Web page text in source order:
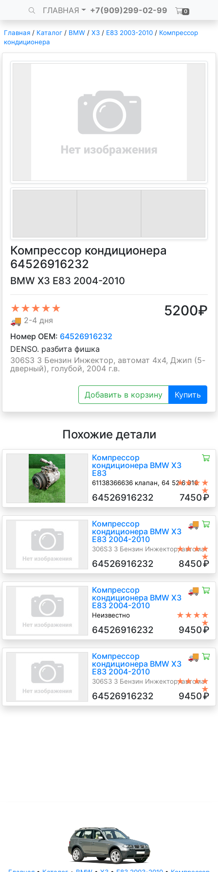
ГЛАВНАЯ +7(909)299-02-99 0
Главная / Каталог / BMW / X3 / E83 2003-2010 / Компрессор
кондиционера
Компрессор кондиционера
64526916232
BMW X3 E83 2004-2010
★★★★★
🚚 2-4 дня
5200₽
Номер OEM: 64526916232
DENSO. разбита фишка
306S3 3 Бензин Инжектор, автомат 4х4, Джип (5-
дверный), голубой, 2004 г.в.
Добавить в корзину Купить
Похожие детали
Компрессор
кондиционера BMW X3
E83
61138366636 клапан, 64 52 6 916
M54 256S5 (2.5)
★★★★
★
64526916232 7450₽
🚚
Компрессор
кондиционера BMW X3
E83 2004-2010
306S3 3 Бензин Инжектор, автомат
серебристый, 2004 г.в.
★★★★
★
64526916232 8450₽
🚚
Компрессор
кондиционера BMW X3
E83 2004-2010
Неизвестно
306S3 3 Бензин Инжектор, автомат
4х4, Джип (5-дверный), черный,
2006 г.в.
★★★★
★
64526916232 9450₽
🚚
Компрессор
кондиционера BMW X3
E83 2004-2010
306S3 3 Бензин Инжектор, автомат
2004 г.в.
★★★★
★
64526916232 9450₽